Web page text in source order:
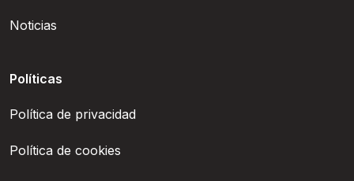
Noticias
Políticas
Política de privacidad
Política de cookies